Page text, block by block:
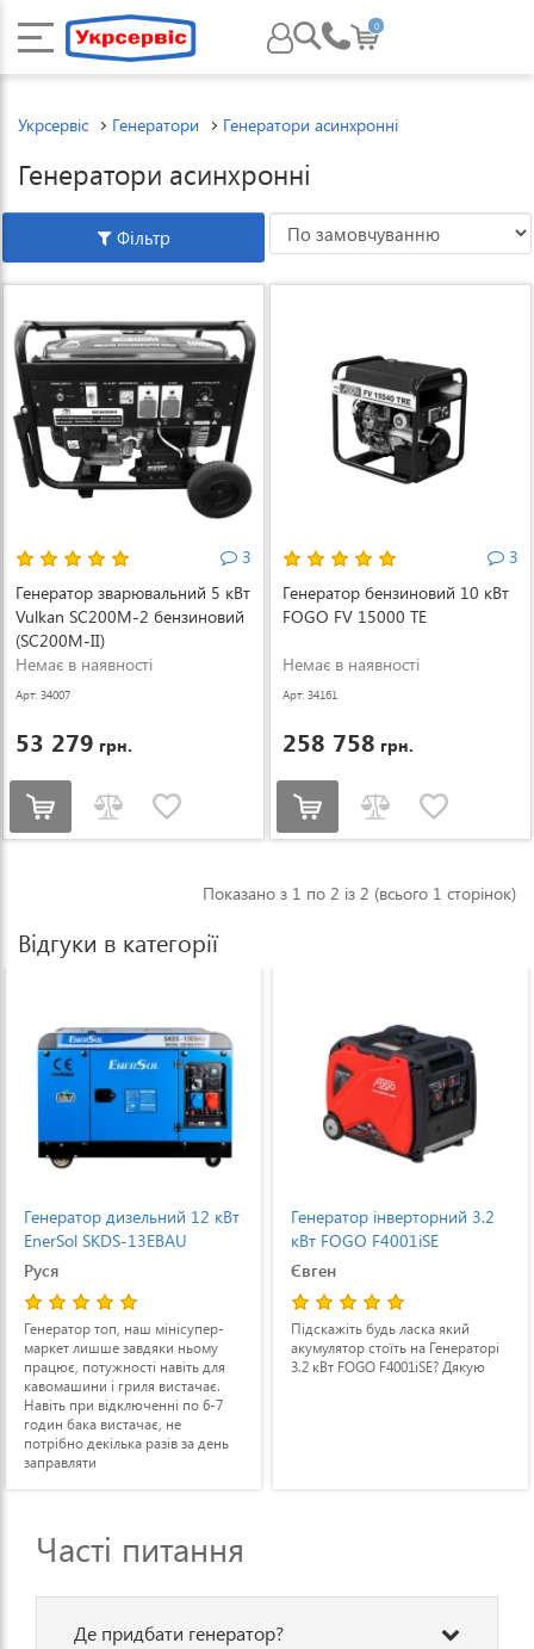
0
Укрсервіс Генератори Генератори асинхронні
Генератори асинхронні
Фільтр
3
Генератор зварювальний 5 кВт
Vulkan SC200M-2 бензиновий
(SC200М-ІІ)
Немає в наявності
Арт: 34007
53 279 грн.
3
Генератор бензиновий 10 кВт
FOGO FV 15000 TE
Немає в наявності
Арт: 34161
258 758 грн.
Показано з 1 по 2 із 2 (всього 1 сторінок)
Відгуки в категорії
Генератор дизельний 12 кВт
EnerSol SKDS-13EBAU
Руся
Генератор топ, наш мінісупер-
маркет лишше завдяки ньому
працює, потужності навіть для
кавомашини і гриля вистачає.
Навіть при відключенні по 6-7
годин бака вистачає, не
потрібно декілька разів за день
заправляти
Генератор інверторний 3.2
кВт FOGO F4001iSE
Євген
Підскажіть будь ласка який
акумулятор стоїть на Генераторі
3.2 кВт FOGO F4001iSE? Дякую
Часті питання
Де придбати генератор?